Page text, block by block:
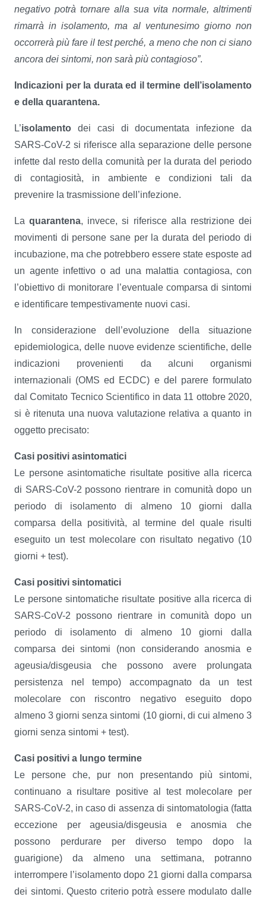
negativo potrà tornare alla sua vita normale, altrimenti
rimarrà in isolamento, ma al ventunesimo giorno non
occorrerà più fare il test perché, a meno che non ci siano
ancora dei sintomi, non sarà più contagioso”.
Indicazioni per la durata ed il termine dell’isolamento
e della quarantena.
L’isolamento dei casi di documentata infezione da
SARS-CoV-2 si riferisce alla separazione delle persone
infette dal resto della comunità per la durata del periodo
di contagiosità, in ambiente e condizioni tali da
prevenire la trasmissione dell’infezione.
Laquarantena, invece, si riferisce alla restrizione dei
movimenti di persone sane per la durata del periodo di
incubazione, ma che potrebbero essere state esposte ad
un agente infettivo o ad una malattia contagiosa, con
l’obiettivo di monitorare l’eventuale comparsa di sintomi
e identificare tempestivamente nuovi casi.
In considerazione dell’evoluzione della situazione
epidemiologica, delle nuove evidenze scientifiche, delle
indicazioni provenienti da alcuni organismi
internazionali (OMS ed ECDC) e del parere formulato
dal Comitato Tecnico Scientifico in data 11 ottobre 2020,
si è ritenuta una nuova valutazione relativa a quanto in
oggetto precisato:
Casi positivi asintomatici
Le persone asintomatiche risultate positive alla ricerca
di SARS-CoV-2 possono rientrare in comunità dopo un
periodo di isolamento di almeno 10 giorni dalla
comparsa della positività, al termine del quale risulti
eseguito un test molecolare con risultato negativo (10
giorni + test).
Casi positivi sintomatici
Le persone sintomatiche risultate positive alla ricerca di
SARS-CoV-2 possono rientrare in comunità dopo un
periodo di isolamento di almeno 10 giorni dalla
comparsa dei sintomi (non considerando anosmia e
ageusia/disgeusia che possono avere prolungata
persistenza nel tempo) accompagnato da un test
molecolare con riscontro negativo eseguito dopo
almeno 3 giorni senza sintomi (10 giorni, di cui almeno 3
giorni senza sintomi + test).
Casi positivi a lungo termine
Le persone che, pur non presentando più sintomi,
continuano a risultare positive al test molecolare per
SARS-CoV-2, in caso di assenza di sintomatologia (fatta
eccezione per ageusia/disgeusia e anosmia che
possono perdurare per diverso tempo dopo la
guarigione) da almeno una settimana, potranno
interrompere l’isolamento dopo 21 giorni dalla comparsa
dei sintomi. Questo criterio potrà essere modulato dalle